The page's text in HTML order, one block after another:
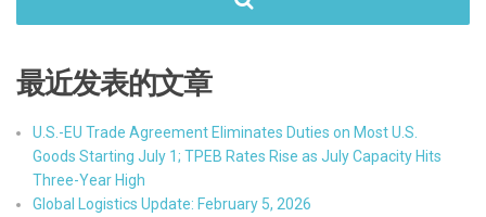
最近发表的文章
U.S.-EU Trade Agreement Eliminates Duties on Most U.S.
Goods Starting July 1; TPEB Rates Rise as July Capacity Hits
Three-Year High
Global Logistics Update: February 5, 2026